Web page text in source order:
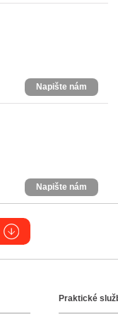
Napište nám
Napište nám
Praktické